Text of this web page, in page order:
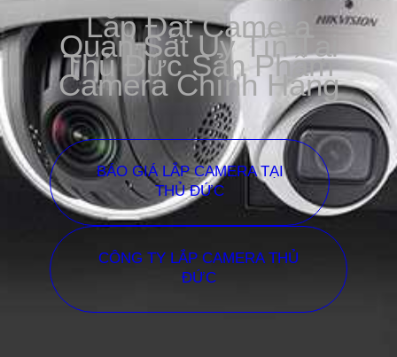
Lắp Đặt Camera
Quan Sát Uy Tín Tại
Thủ Đức Sản Phẩm
Camera Chính Hãng
BÁO GIÁ LẮP CAMERA TẠI
THỦ ĐỨC
CÔNG TY LẮP CAMERA THỦ
ĐỨC